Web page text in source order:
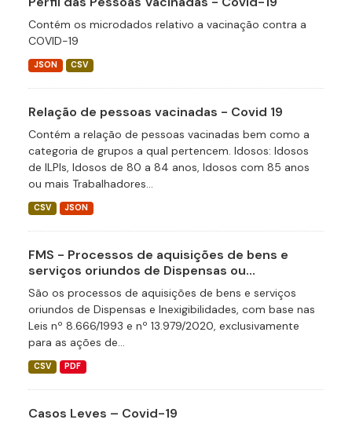
Contém os microdados relativo a vacinação contra a
COVID-19
JSON CSV
Relação de pessoas vacinadas - Covid 19
Contém a relação de pessoas vacinadas bem como a
categoria de grupos a qual pertencem. Idosos: Idosos
de ILPIs, Idosos de 80 a 84 anos, Idosos com 85 anos
ou mais Trabalhadores...
CSV JSON
FMS - Processos de aquisições de bens e
serviços oriundos de Dispensas ou...
São os processos de aquisições de bens e serviços
oriundos de Dispensas e Inexigibilidades, com base nas
Leis nº 8.666/1993 e nº 13.979/2020, exclusivamente
para as ações de...
CSV PDF
Casos Leves – Covid-19